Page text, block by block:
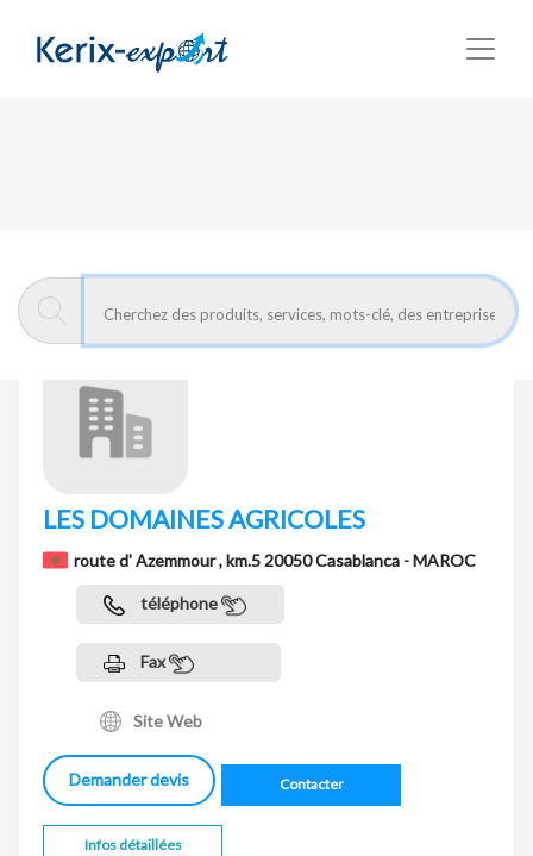
LES DOMAINES AGRICOLES
route d' Azemmour , km.5 20050 Casablanca - MAROC
téléphone
Fax
Site Web
Demander devis Contacter
Infos détaillées